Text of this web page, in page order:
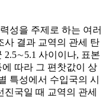
성을 주제로 하는 여러
사 결과 교역의 관세 탄
2.5∼5.1 사이이나, 표본
따라 그 편찻값이 상
특성에서 수입국의 시
국일 때 교역의 관세